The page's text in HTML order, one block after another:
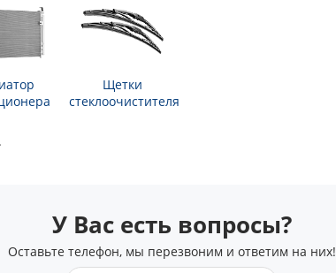
Щетки
стеклоочистителя
У Вас есть вопросы?
Оставьте телефон, мы перезвоним и ответим на них!